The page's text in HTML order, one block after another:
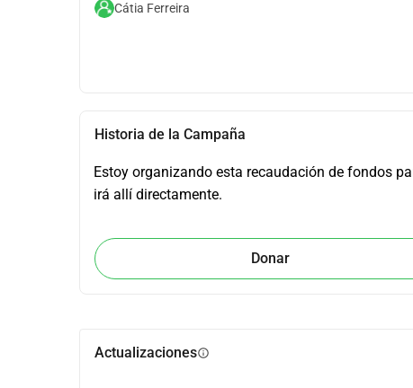
Cátia Ferreira
Historia de la Campaña
Estoy organizando esta recaudación de fondos
irá allí directamente.
Donar
Actualizacionesinfo